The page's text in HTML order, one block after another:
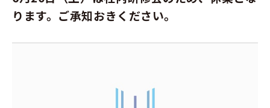
ります。ご承知おきください。